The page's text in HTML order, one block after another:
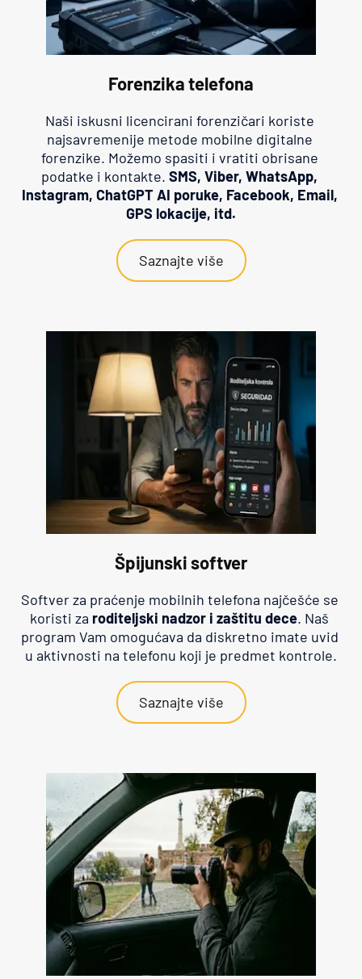
Forenzika telefona
Naši iskusni licencirani forenzičari koriste
najsavremenije metode mobilne digitalne
forenzike. Možemo spasiti i vratiti obrisane
podatke i kontakte. SMS, Viber, WhatsApp,
Instagram, ChatGPT AI poruke, Facebook, Email,
GPS lokacije, itd.
Saznajte više
Špijunski softver
Softver za praćenje mobilnih telefona najčešće se
koristi za roditeljski nadzor i zaštitu dece. Naš
program Vam omogućava da diskretno imate uvid
u aktivnosti na telefonu koji je predmet kontrole.
Saznajte više